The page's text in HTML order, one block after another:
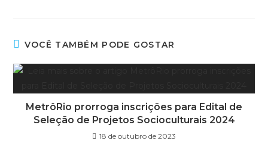
VOCÊ TAMBÉM PODE GOSTAR
MetrôRio prorroga inscrições para Edital de
Seleção de Projetos Socioculturais 2024
18 de outubro de 2023